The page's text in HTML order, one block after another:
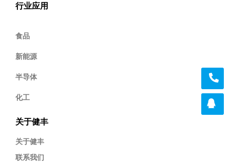
行业应用
食品
新能源
半导体
化工
关于健丰
关于健丰
联系我们